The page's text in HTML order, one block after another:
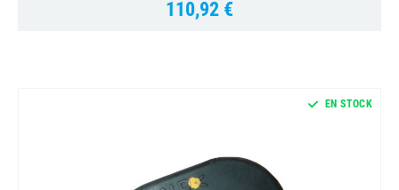
Prix
110,92 €
EN STOCK